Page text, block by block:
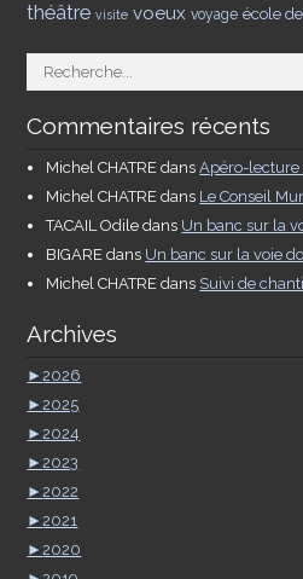
théâtre visite voeux voyage école
Commentaires récents
Michel CHATRE dansApéro-lecture
Michel CHATRE dans Le Conseil
TACAIL Odile dans Un banc sur la
BIGARE dans Un banc sur la voie
Michel CHATRE dans Suivi de
Archives
►2026
►2025
►2024
►2023
►2022
►2021
►2020